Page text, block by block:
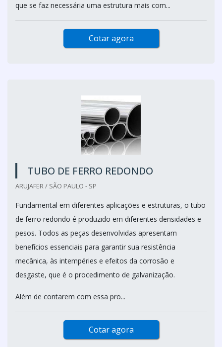
que se faz necessária uma estrutura mais com...
Cotar agora
TUBO DE FERRO REDONDO
ARUJAFER / SÃO PAULO - SP
Fundamental em diferentes aplicações e estruturas, o tubo
de ferro redondo é produzido em diferentes densidades e
pesos. Todos as peças desenvolvidas apresentam
benefícios essenciais para garantir sua resistência
mecânica, às intempéries e efeitos da corrosão e
desgaste, que é o procedimento de galvanização.
Além de contarem com essa pro...
Cotar agora